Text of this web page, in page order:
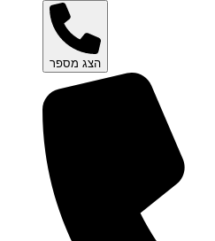
הצג מספר